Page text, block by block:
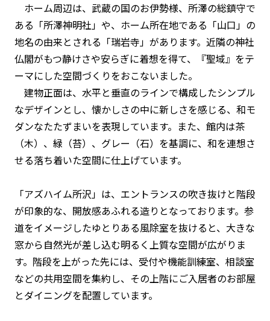
ホーム周辺は、武蔵の国のお伊勢様、​所澤の総鎮守で
ある「所澤神明社」や、ホーム所在地である「山口」の
地名の由来とされる「瑞岩寺」があります。近隣の神社
仏閣がもつ静けさや安らぎに着想を得て、『聖域』をテ
ーマにした空間づくりをおこないました。
建物正面は、水平と垂直のラインで構成したシンプル
なデザインとし、懐かしさの中に新しさを感じる、和モ
ダンなたたずまいを表現しています。また、館内は茶
（木）、緑（苔）、グレー（石）を基調に、和を連想さ
せる落ち着いた空間に仕上げています。
「アズハイム所沢」は、エントランスの吹き抜けと階段
が印象的な、開放感あふれる造りとなっております。参
道をイメージしたゆとりある風除室を抜けると、大きな
窓から自然光が差し込む明るく上質な空間が広がりま
す。階段を上がった先には、受付や機能訓練室、相談室
などの共用空間を集約し、その上階にご入居者のお部屋
とダイニングを配置しています。